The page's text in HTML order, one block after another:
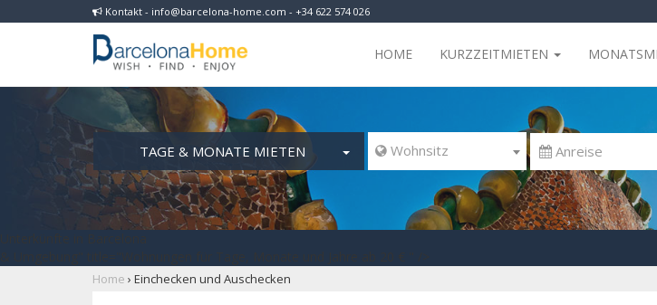
Kontakt - info@barcelona-home.com - +34 622 574 026
HOME KURZZEITMIETEN
TAGE & MONATE MIETEN  Wohnsitz
Home › Einchecken und Auschecken